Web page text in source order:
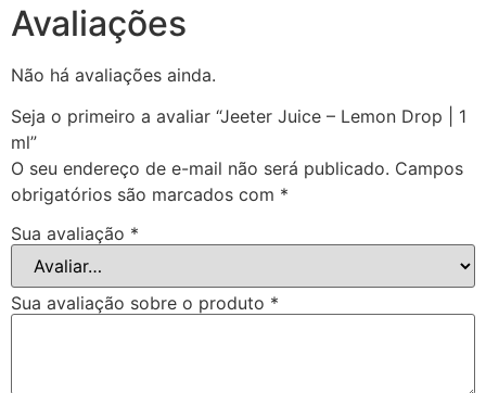
Avaliações
Não há avaliações ainda.
Seja o primeiro a avaliar “Jeeter Juice – Lemon Drop | 1
ml”
O seu endereço de e-mail não será publicado. Campos
obrigatórios são marcados com *
Sua avaliação *
Sua avaliação sobre o produto *